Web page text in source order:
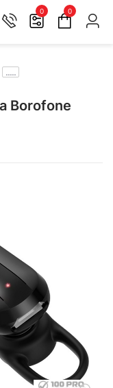
0 0
.....
Borofone